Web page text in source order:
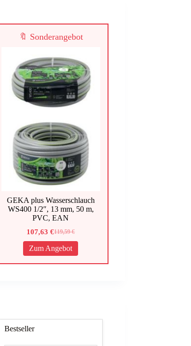
🔖 Sonderangebot
GEKA plus Wasserschlauch
WS400 1/2″, 13 mm, 50 m,
PVC, EAN
119,59€
Ursprünglicher
Preis
war:
119,59 €
107,63€
Aktueller
Preis
ist:
107,63 €.
Zum Angebot
Bestseller